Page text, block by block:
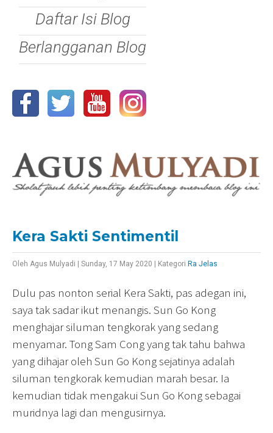
Daftar Isi Blog
Berlangganan Blog
Kera Sakti Sentimentil
Oleh Agus Mulyadi Sunday, 17 May 2020 Kategori Ra Jelas
Dulu pas nonton serial Kera Sakti, pas adegan ini,
saya tak sadar ikut menangis. Sun Go Kong
menghajar siluman tengkorak yang sedang
menyamar. Tong Sam Cong yang tak tahu bahwa
yang dihajar oleh Sun Go Kong sejatinya adalah
siluman tengkorak kemudian marah besar. Ia
kemudian tidak mengakui Sun Go Kong sebagai
muridnya lagi dan mengusirnya.